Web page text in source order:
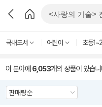
국내도서 어린이 초등
이 분야에 6,053개의 상품이 있습